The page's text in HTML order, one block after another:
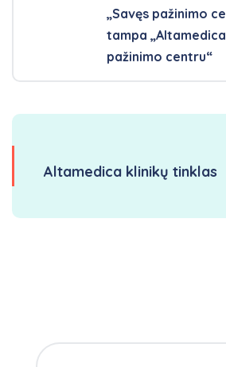
„Savęs pažinimo
tampa
pažinimo centru“
Altamedica klinikų tinklas